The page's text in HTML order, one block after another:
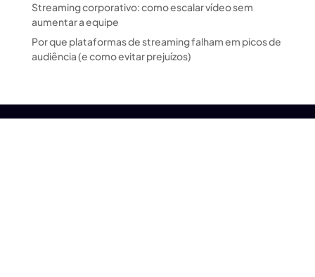
Streaming corporativo: como escalar vídeo sem
aumentar a equipe
Por que plataformas de streaming falham em picos de
audiência (e como evitar prejuízos)